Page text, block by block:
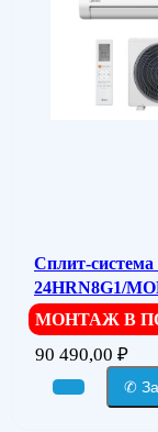
Сплит-
24HRN8G1/
МОНТАЖ В
90 490,00 ₽
✆